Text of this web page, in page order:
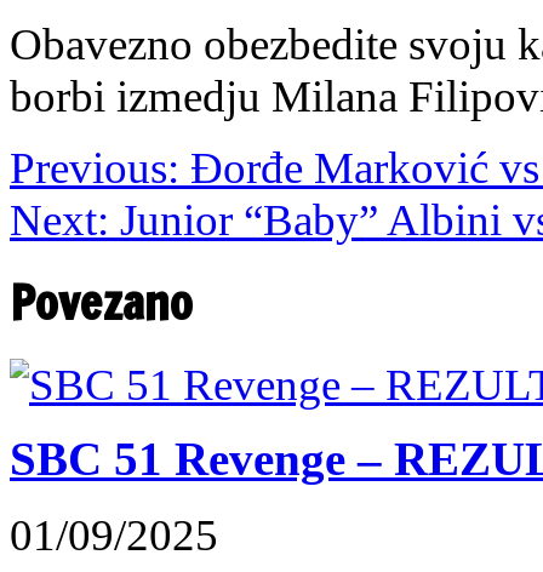
Obavezno obezbedite svoju
borbi izmedju Milana
Previous: Đorđe Marković
Next: Junior “Baby” Albini
Povezano
SBC 51 Revenge –
01/09/2025